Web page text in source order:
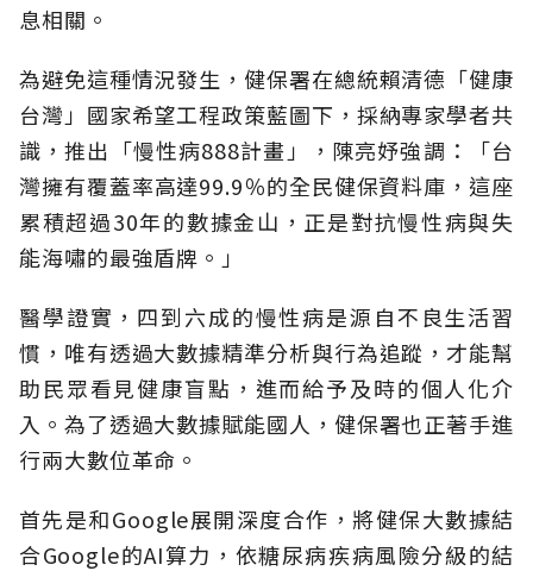
息相關。
為避免這種情況發生，健保署在總統賴清德「健康
台灣」國家希望工程政策藍圖下，採納專家學者共
識，推出「慢性病888計畫」，陳亮妤強調：「台
灣擁有覆蓋率高達99.9％的全民健保資料庫，這座
累積超過30年的數據金山，正是對抗慢性病與失
能海嘯的最強盾牌。」
醫學證實，四到六成的慢性病是源自不良生活習
慣，唯有透過大數據精準分析與行為追蹤，才能幫
助民眾看見健康盲點，進而給予及時的個人化介
入。為了透過大數據賦能國人，健保署也正著手進
行兩大數位革命。
首先是和Google展開深度合作，將健保大數據結
合Google的AI算力，依糖尿病疾病風險分級的結